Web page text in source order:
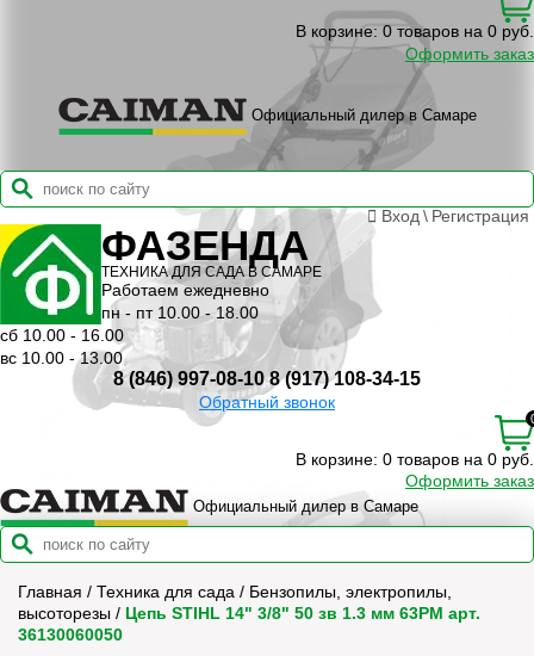
В корзине: 0 товаров на 0 руб.
Оформить заказ
Официальный дилер в Самаре
Вход \ Регистрация
ФАЗЕНДА
ТЕХНИКА ДЛЯ САДА В САМАРЕ
Работаем ежедневно
пн - пт 10.00 - 18.00
сб 10.00 - 16.00
вс 10.00 - 13.00
8 (846) 997-08-10 8 (917) 108-34-15
Обратный звонок
В корзине: 0 товаров на 0 руб.
Оформить заказ
Официальный дилер в Самаре
Главная / Техника для сада / Бензопилы, электропилы,
высоторезы / Цепь STIHL 14" 3/8" 50 зв 1.3 мм 63PM арт.
36130060050